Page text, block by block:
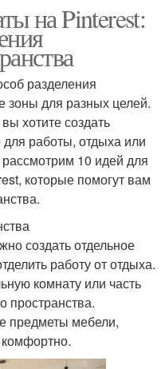
на Pinterest:
разделения
зоны для разных целей.
хотите создать
работы, отдыха или
10 идей для
которые помогут вам
создать отдельное
работу от отдыха.
комнату или часть
пространства.
предметы мебели,